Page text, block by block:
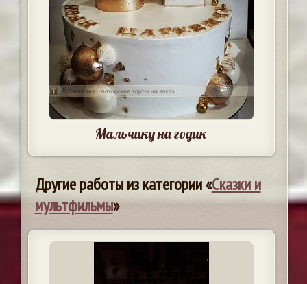
Мальчику на годик
Другие работы из категории «Сказки и
мультфильмы»